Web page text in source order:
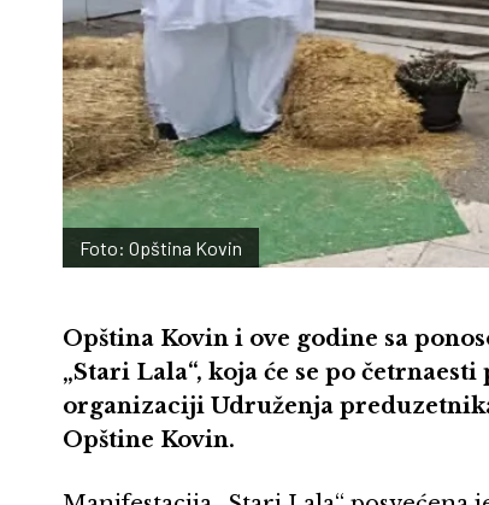
Foto: Opština Kovin
Opština Kovin i ove godine sa
„Stari Lala“, koja će se po
organizaciji Udruženja
Opštine Kovin.